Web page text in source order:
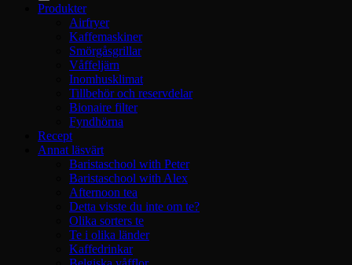
Produkter
Airfryer
Kaffemaskiner
Smörgåsgrillar
Våffeljärn
Inomhusklimat
Tillbehör och reservdelar
Bionaire filter
Fyndhörna
Recept
Annat läsvärt
Baristaschool with Peter
Baristaschool with Alex
Afternoon tea
Detta visste du inte om te?
Olika sorters te
Te i olika länder
Kaffedrinkar